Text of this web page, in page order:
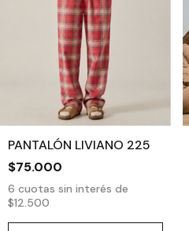
PANTALÓN LIVIANO 225
$75.000
6 cuotas sin interés de
$12.500